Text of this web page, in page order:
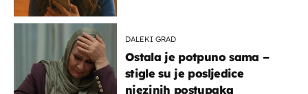
DALEKI GRAD
Ostala je potpuno sama –
stigle su je posljedice
njezinih postupaka